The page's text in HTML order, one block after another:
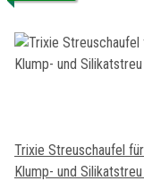
Trixie Streuschaufel für
Klump- und